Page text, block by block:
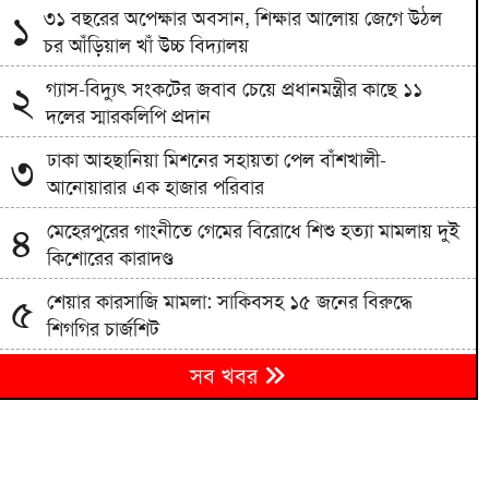
১ ৩১ বছরের অপেক্ষার অবসান, শিক্ষার আলোয় জেগে উঠল
চর আঁড়িয়াল খাঁ উচ্চ বিদ্যালয়
২
গ্যাস-বিদ্যুৎ সংকটের জবাব চেয়ে প্রধানমন্ত্রীর কাছে ১১
দলের স্মারকলিপি প্রদান
৩ ঢাকা আহ্ছানিয়া মিশনের সহায়তা পেল বাঁশখালী-
আনোয়ারার এক হাজার পরিবার
৪
মেহেরপুরের গাংনীতে গেমের বিরোধে শিশু হত্যা মামলায় দুই
কিশোরের কারাদণ্ড
৫ শেয়ার কারসাজি মামলা: সাকিবসহ ১৫ জনের বিরুদ্ধে
শিগগির চার্জশিট
র‌্যাবের বদলে আসছে স্পেশাল রেসপন্স ব্যাটালিয়ন
সব খবর